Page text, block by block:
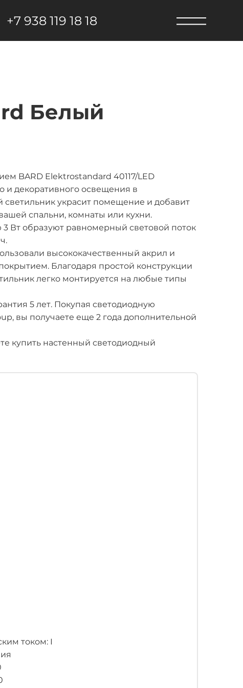
+7 938 119 18 18
Белый
BARD Elektrostandard 40117/LED
и декоративного освещения в
украсит помещение и добавит
спальни, комнаты или кухни.
Вт образуют равномерный световой поток
высококачественный акрил и
Благодаря простой конструкции
легко монтируется на любые типы
5 лет. Покупая светодиодную
вы получаете еще 2 года дополнительной
купить настенный светодиодный
током: I